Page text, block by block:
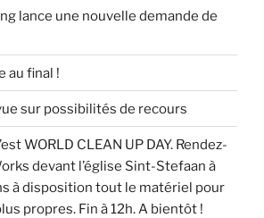
lance une nouvelle demande de
au final !
sur possibilités de recours
WORLD CLEAN UP DAY. Rendez-
devant l’église Sint-Stefaan à
à disposition tout le matériel pour
propres. Fin à 12h. A bientôt !